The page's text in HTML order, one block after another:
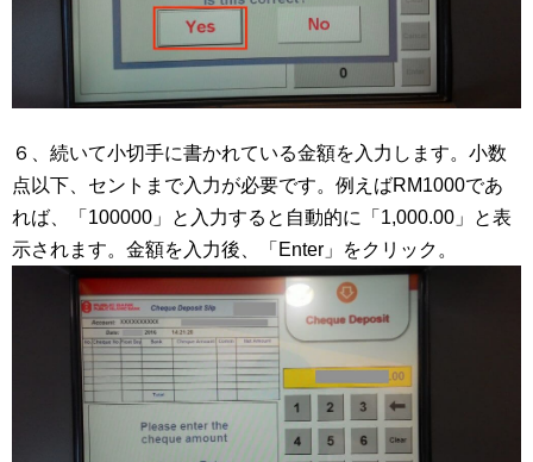
６、続いて小切手に書かれている金額を入力します。小数
点以下、セントまで入力が必要です。例えばRM1000であ
れば、「100000」と入力すると自動的に「1,000.00」と表
示されます。金額を入力後、「Enter」をクリック。